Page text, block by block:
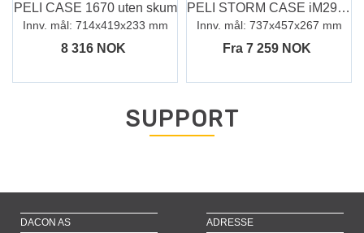
PELI CASE 1670 uten skum
Innv. mål: 714x419x233 mm
8 316 NOK
PELI STORM CASE iM2950
Innv. mål: 737x457x267 mm
Fra 7 259 NOK
SUPPORT
DACON AS ADRESSE